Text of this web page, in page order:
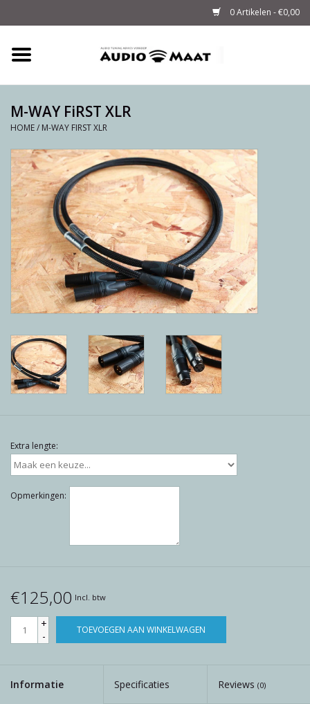
0 Artikelen - €0,00
Tuning
Powerstrips
Audio
Sale
Info
Reviews
Blog
Merken
M-WAY FiRST XLR
HOME/ M-WAY FIRST XLR
Extra lengte:
Opmerkingen:
€125,00 Incl. btw
+
-
TOEVOEGEN AAN WINKELWAGEN
Informatie Specificaties Reviews (0)